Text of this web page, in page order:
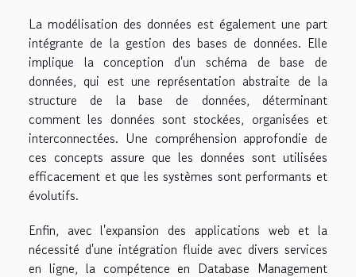
La modélisation des données est également une part
intégrante de la gestion des bases de données. Elle
implique la conception d'un schéma de base de
données, qui est une représentation abstraite de la
structure de la base de données, déterminant
comment les données sont stockées, organisées et
interconnectées. Une compréhension approfondie de
ces concepts assure que les données sont utilisées
efficacement et que les systèmes sont performants et
évolutifs.
Enfin, avec l'expansion des applications web et la
nécessité d'une intégration fluide avec divers services
en ligne, la compétence en Database Management